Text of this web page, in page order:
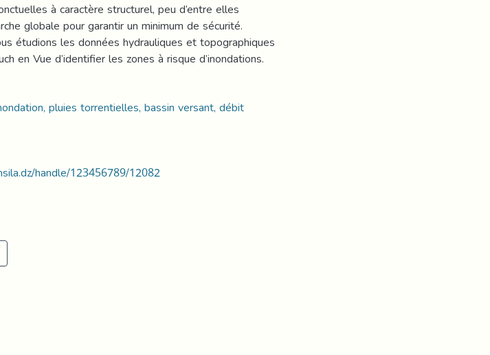
à caractère structurel, peu d’entre elles
globale pour garantir un minimum de sécurité.
étudions les données hydrauliques et topographiques
en Vue d’identifier les zones à risque d’inondations.
pluies torrentielles, bassin versant, débit
handle/123456789/12082